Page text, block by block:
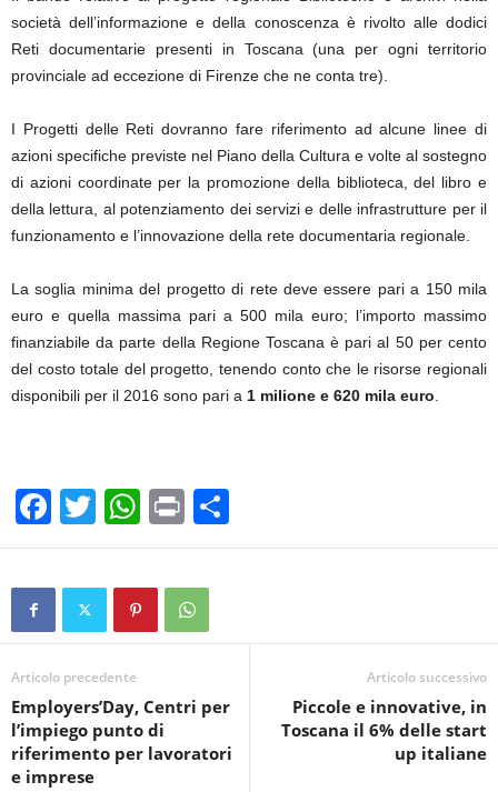
società dell’informazione e della conoscenza è rivolto alle dodici
Reti documentarie presenti in Toscana (una per ogni territorio
provinciale ad eccezione di Firenze che ne conta tre).
I Progetti delle Reti dovranno fare riferimento ad alcune linee di
azioni specifiche previste nel Piano della Cultura e volte al sostegno
di azioni coordinate per la promozione della biblioteca, del libro e
della lettura, al potenziamento dei servizi e delle infrastrutture per il
funzionamento e l’innovazione della rete documentaria regionale.
La soglia minima del progetto di rete deve essere pari a 150 mila
euro e quella massima pari a 500 mila euro; l’importo massimo
finanziabile da parte della Regione Toscana è pari al 50 per cento
del costo totale del progetto, tenendo conto che le risorse regionali
disponibili per il 2016 sono pari a 1 milione e 620 mila euro
F
a
c
b
o
o
k
T
wi
tt
W
h
at
s
A
p
Pr
in
t
o
vi
Articolo precedente
Employers’Day, Centri per
l’impiego punto di
riferimento per lavoratori
e imprese
Articolo successivo
Piccole e innovative, in
Toscana il 6% delle start
up italiane